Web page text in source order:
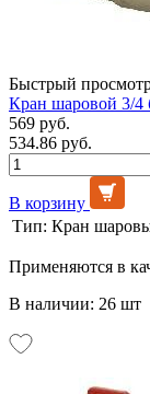
Быстрый
Кран шаровой 3/
569 руб.
534.86 руб.
В корзину
Тип: Кран
Применяются в
В наличии: 26 шт